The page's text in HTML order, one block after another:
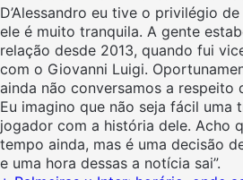
D’Alessandro eu tive o privilégio
ele é muito tranquila. A gente
relação desde 2013, quando fui
com o Giovanni Luigi.
ainda não conversamos a respeito
Eu imagino que não seja fácil uma
jogador com a história dele. Acho
tempo ainda, mas é uma decisão
e uma hora dessas a notícia sai”.